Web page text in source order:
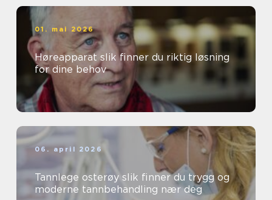
01. mai 2026
Høreapparat slik finner du riktig løsning
for dine behov
06. april 2026
Tannlege osterøy slik finner du trygg og
moderne tannbehandling nær deg